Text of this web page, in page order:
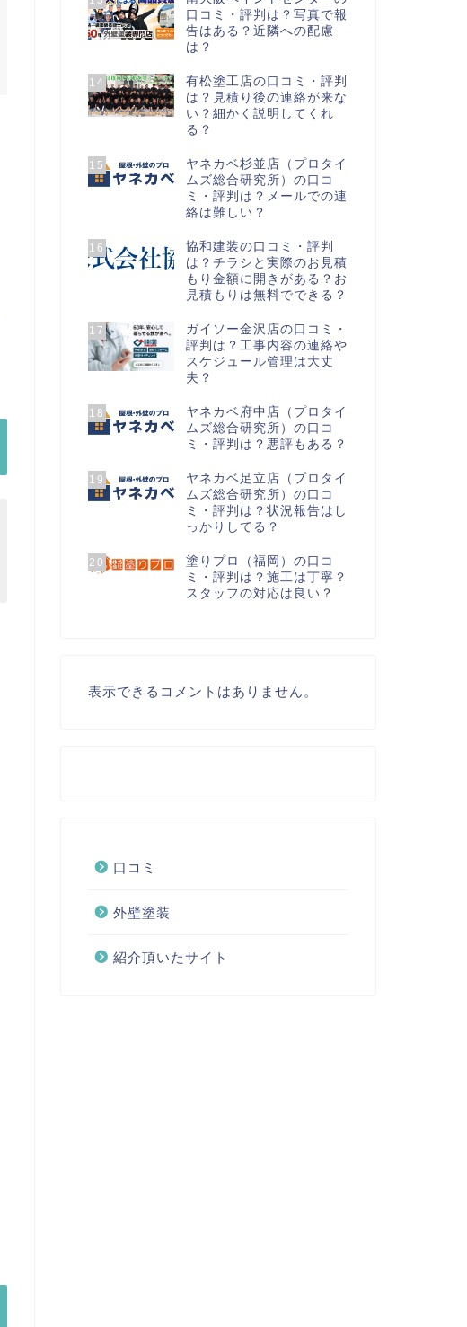
口コミ・評判は？写真で報
告はある？近隣への配慮
は？
14
有松塗工店の口コミ・評判
は？見積り後の連絡が来な
い？細かく説明してくれ
る？
15
ヤネカベ杉並店（プロタイ
ムズ総合研究所）の口コ
ミ・評判は？メールでの連
絡は難しい？
16
協和建装の口コミ・評判
は？チラシと実際のお見積
もり金額に開きがある？お
見積もりは無料でできる？
17
ガイソー金沢店の口コミ・
評判は？工事内容の連絡や
スケジュール管理は大丈
夫？
18
ヤネカベ府中店（プロタイ
ムズ総合研究所）の口コ
ミ・評判は？悪評もある？
19
ヤネカベ足立店（プロタイ
ムズ総合研究所）の口コ
ミ・評判は？状況報告はし
っかりしてる？
20
塗りプロ（福岡）の口コ
ミ・評判は？施工は丁寧？
スタッフの対応は良い？
表示できるコメントはありません。
口コミ
外壁塗装
紹介頂いたサイト